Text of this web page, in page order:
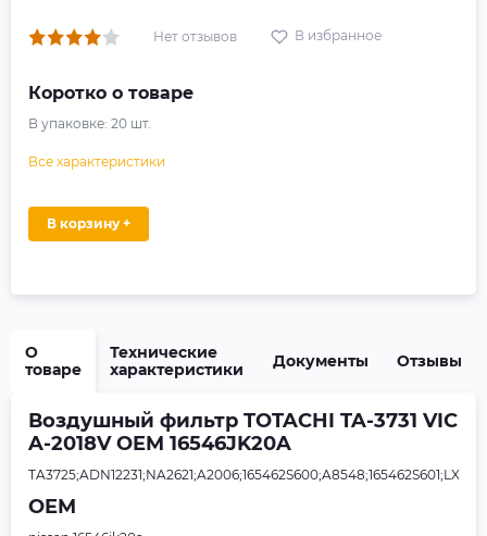
Нет отзывов В избранное
Коротко о товаре
В упаковке: 20 шт.
Все характеристики
В корзину +
О
товаре
Технические
характеристики
Документы Отзывы
Воздушный фильтр TOTACHI TA-3731 VIC
A-2018V OEM 16546JK20A
OEM